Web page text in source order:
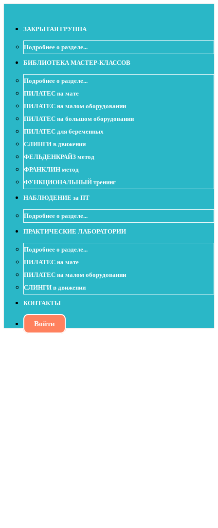
ЗАКРЫТАЯ ГРУППА
Подробнее о разделе...
БИБЛИОТЕКА МАСТЕР-КЛАССОВ
Подробнее о разделе...
ПИЛАТЕС на мате
ПИЛАТЕС на малом оборудовании
ПИЛАТЕС на большом оборудовании
ПИЛАТЕС для беременных
СЛИНГИ в движении
ФЕЛЬДЕНКРАЙЗ метод
ФРАНКЛИН метод
ФУНКЦИОНАЛЬНЫЙ тренинг
НАБЛЮДЕНИЕ за ПТ
Подробнее о разделе...
ПРАКТИЧЕСКИЕ ЛАБОРАТОРИИ
Подробнее о разделе...
ПИЛАТЕС на мате
ПИЛАТЕС на малом оборудовании
СЛИНГИ в движении
КОНТАКТЫ
Войти